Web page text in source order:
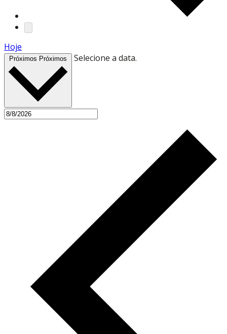
Hoje
Próximos Próximos Selecione a data.